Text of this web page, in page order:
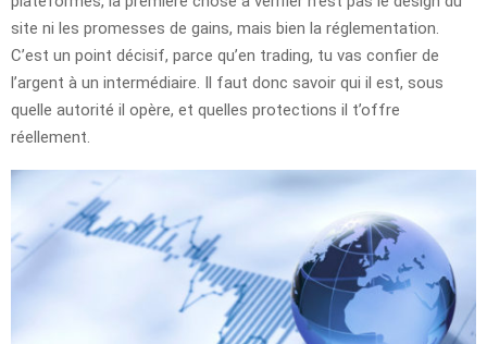
site ni les promesses de gains, mais bien la réglementation.
C’est un point décisif, parce qu’en trading, tu vas confier de
l’argent à un intermédiaire. Il faut donc savoir qui il est, sous
quelle autorité il opère, et quelles protections il t’offre
réellement.